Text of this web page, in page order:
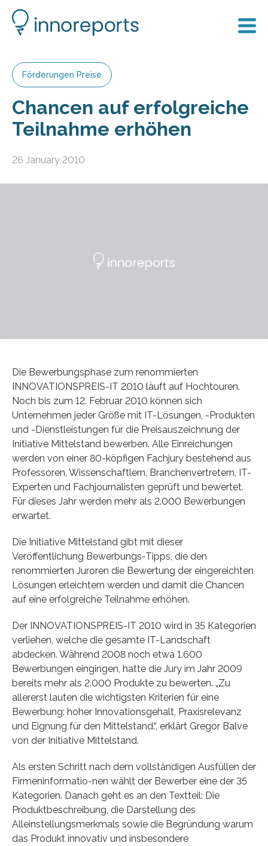
Förderungen Preise
Chancen auf erfolgreiche
Teilnahme erhöhen
26 January 2010
Die Bewerbungsphase zum renommierten
INNOVATIONSPREIS-IT 2010 läuft auf Hochtouren.
Noch bis zum 12. Februar 2010 können sich
Unternehmen jeder Größe mit IT-Lösungen, -Produkten
und -Dienstleistungen für die Preisauszeichnung der
Initiative Mittelstand bewerben. Alle Einreichungen
werden von einer 80-köpfigen Fachjury bestehend aus
Professoren, Wissenschaftlern, Branchenvertretern, IT-
Experten und Fachjournalisten geprüft und bewertet.
Für dieses Jahr werden mehr als 2.000 Bewerbungen
erwartet.
Die Initiative Mittelstand gibt mit dieser
Veröffentlichung Bewerbungs-Tipps, die den
renommierten Juroren die Bewertung der eingereichten
Lösungen erleichtern werden und damit die Chancen
auf eine erfolgreiche Teilnahme erhöhen.
Der INNOVATIONSPREIS-IT 2010 wird in 35 Kategorien
verliehen, welche die gesamte IT-Landschaft
abdecken. Während 2008 noch etwa 1.600
Bewerbungen eingingen, hatte die Jury im Jahr 2009
bereits mehr als 2.000 Produkte zu bewerten. „Zu
allererst lauten die wichtigsten Kriterien für eine
Bewerbung: hoher Innovationsgehalt, Praxisrelevanz
und Eignung für den Mittelstand.“, erklärt Gregor Balve
von der Initiative Mittelstand.
Als ersten Schritt nach dem vollständigen Ausfüllen der
Firmeninformatio-nen wählt der Bewerber eine der 35
Kategorien. Danach geht es an den Textteil: Die
Produktbeschreibung, die Darstellung des
Alleinstellungsmerkmals sowie die Begründung warum
das Produkt innovativ und insbesondere